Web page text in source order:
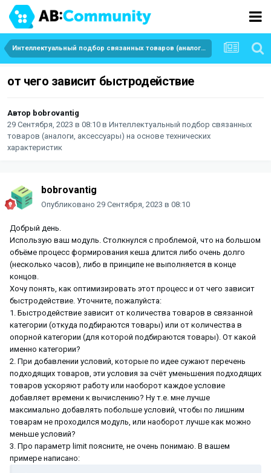
Интеллектуальный подбор связанных товаров (аналоги, аксессуары) на основе технических характеристик
от чего зависит быстродействие
Автор bobrovantig
29 Сентября, 2023 в 08:10 в Интеллектуальный подбор связанных
товаров (аналоги, аксессуары) на основе технических
характеристик
bobrovantig
Опубликовано 29 Сентября, 2023 в 08:10
Добрый день.
Использую ваш модуль. Столкнулся с проблемой, что на большом
объёме процесс формирования кеша длится либо очень долго
(несколько часов), либо в принципе не выполняется в конце
концов.
Хочу понять, как оптимизировать этот процесс и от чего зависит
быстродействие. Уточните, пожалуйста:
1. Быстродействие зависит от количества товаров в связанной
категории (откуда подбираются товары) или от количества в
опорной категории (для которой подбираются товары). От какой
именно категории?
2. При добавлении условий, которые по идее сужают перечень
подходящих товаров, эти условия за счёт уменьшения подходящих
товаров ускоряют работу или наоборот каждое условие
добавляет времени к вычислению? Ну т.е. мне лучше
максимально добавлять побольше условий, чтобы по лишним
товарам не проходился модуль, или наоборот лучше как можно
меньше условий?
3. Про параметр limit поясните, не очень понимаю. В вашем
примере написано: